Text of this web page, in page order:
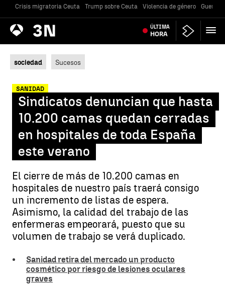
Crisis migratoria Ceuta Trump sobre Ceuta Violencia de género Guerra
Antena
3 Noticias ÚLTIMA
HORA
sociedad Sucesos
SANIDAD
Sindicatos denuncian que hasta
10.200 camas quedan cerradas
en hospitales de toda España
este verano
El cierre de más de 10.200 camas en
hospitales de nuestro país traerá consigo
un incremento de listas de espera.
Asimismo, la calidad del trabajo de las
enfermeras empeorará, puesto que su
volumen de trabajo se verá duplicado.
Sanidad retira del mercado un producto
cosmético por riesgo de lesiones oculares
graves